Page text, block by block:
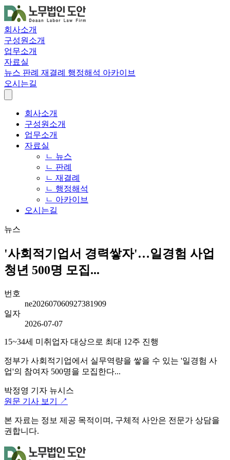
회사소개
구성원소개
업무소개
자료실
뉴스 판례 재결례 행정해석 아카이브
오시는길
회사소개
구성원소개
업무소개
자료실
ㄴ 뉴스
ㄴ 판례
ㄴ 재결례
ㄴ 행정해석
ㄴ 아카이브
오시는길
뉴스
'사회적기업서 경력쌓자'…일경험 사업
청년 500명 모집...
번호
ne202607060927381909
일자
2026-07-07
15~34세 미취업자 대상으로 최대 12주 진행
정부가 사회적기업에서 실무역량을 쌓을 수 있는 '일경험 사
업'의 참여자 500명을 모집한다...
박정영 기자 뉴시스
원문 기사 보기 ↗
본 자료는 정보 제공 목적이며, 구체적 사안은 전문가 상담을
권합니다.